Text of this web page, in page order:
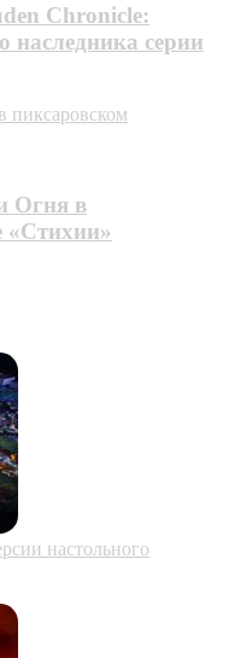
Chronicle:
наследника серии
Огня в
«Стихии»
настольного